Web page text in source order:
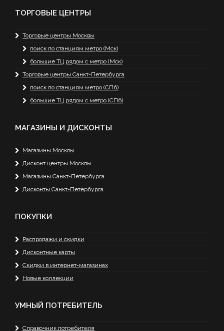
ТОРГОВЫЕ ЦЕНТРЫ
Торговые центры Москвы
поиск по станциям метро (Мск)
большие ТЦ рядом с метро (Мск)
Торговые центры Санкт-Петербурга
поиск по станциям метро (СПб)
большие ТЦ рядом с метро (СПб)
МАГАЗИНЫ И ДИСКОНТЫ
Магазины Москвы
Дисконт центры Москвы
Магазины Санкт-Петербурга
Дисконты Санкт-Петербурга
ПОКУПКИ
Распродажи и скидки
Дисконтные карты
Скидки в интернет-магазинах
Новые коллекции
УМНЫЙ ПОТРЕБИТЕЛЬ
Справочник потребителя